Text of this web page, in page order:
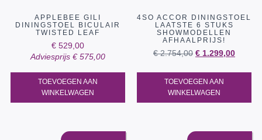
APPLEBEE GILI
DININGSTOEL BICULAIR
TWISTED LEAF
€ 529,00
Adviesprijs €575,00
TOEVOEGEN AAN
WINKELWAGEN
4SO ACCOR DININGSTOEL
LAATSTE 6 STUKS
SHOWMODELLEN
AFHAALPRIJS!
€2.754,00 € 1.299,00
TOEVOEGEN AAN
WINKELWAGEN